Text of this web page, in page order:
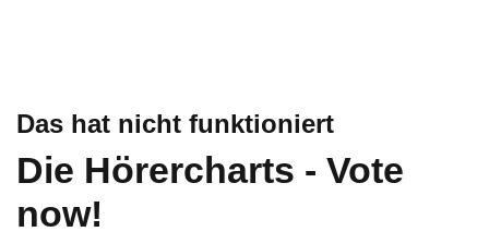
Das hat nicht funktioniert
Die Hörercharts - Vote
now!